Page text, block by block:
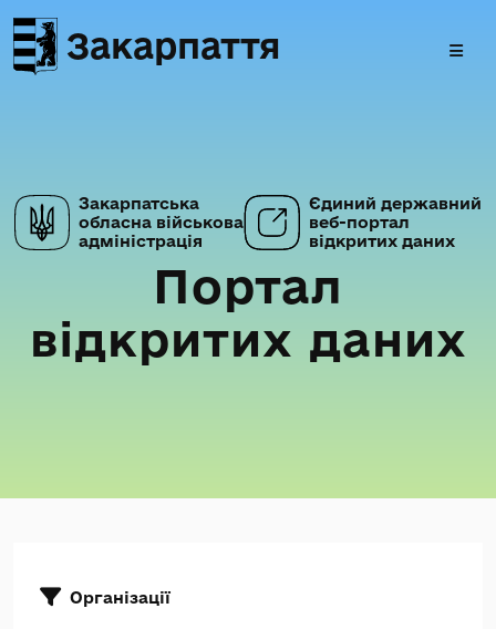
Закарпаття
Закарпатська
обласна військова
адміністрація
Єдиний державний
веб-портал
відкритих даних
Портал
відкритих даних
Організації